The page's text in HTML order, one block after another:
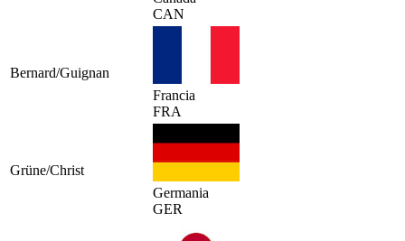
CAN
Bernard/Guignan
Francia
FRA
Grüne/Christ
Germania
GER